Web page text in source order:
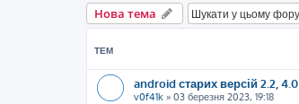
Нова тема
ТЕМ
android старих версій 2.2, 4.0
v0f41k » 03 березня 2023, 19:18